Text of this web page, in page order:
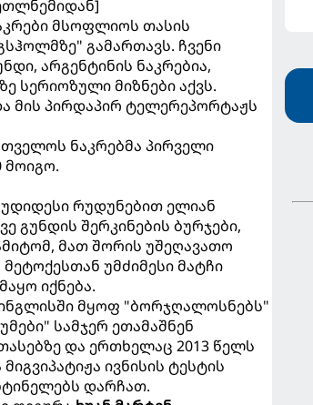
მსოფლიოს თასის
გამართავს. ჩვენი
არგენტინის ნაკრებია,
სერიოზული მიზნები აქვს.
მის პირდაპირ ტელერეპორტაჟს
ნაკრებმა პირველი
მოიგო.
რუდუნებით ელიან
გუნდის შერკინების ბურჯები,
მათ შორის უშეღავათო
უმძიმესი მატჩი
იქნება.
მყოფ "ბორჯღალოსნებს"
სამჯერ ეთამაშნენ
და ერთხელაც 2013 წელს
ივნისის ტესტის
დარჩათ.